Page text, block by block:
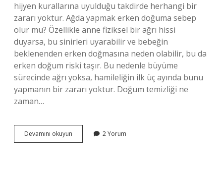
hijyen kurallarına uyulduğu takdirde herhangi bir
zararı yoktur. Ağda yapmak erken doğuma sebep
olur mu? Özellikle anne fiziksel bir ağrı hissi
duyarsa, bu sinirleri uyarabilir ve bebeğin
beklenenden erken doğmasına neden olabilir, bu da
erken doğum riski taşır. Bu nedenle büyüme
sürecinde ağrı yoksa, hamileliğin ilk üç ayında bunu
yapmanın bir zararı yoktur. Doğum temizliği ne
zaman…
Devamını okuyun
Öncesi
2 Yorum